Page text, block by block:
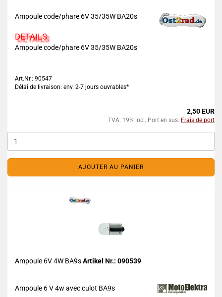
Ampoule code/phare 6V 35/35W BA20s
DETAILS
Ampoule code/phare 6V 35/35W BA20s
Art.Nr.: 90547
Délai de livraison: env. 2-7 jours ouvrables*
2,50 EUR
TVA. 19% incl. Port en sus. Frais de port
AJOUTER AU PANIER
Ampoule 6V 4W BA9sArtikel Nr.: 090539
Ampoule 6 V 4w avec culot BA9s